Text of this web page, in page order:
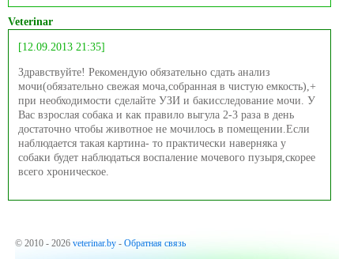
Veterinar
[12.09.2013 21:35]
Здравствуйте! Рекомендую обязательно сдать анализ
мочи(обязательно свежая моча,собранная в чистую емкость),+
при необходимости сделайте УЗИ и бакисследование мочи. У
Вас взрослая собака и как правило выгула 2-3 раза в день
достаточно чтобы животное не мочилось в помещении.Если
наблюдается такая картина- то практически наверняка у
собаки будет наблюдаться воспаление мочевого пузыря,скорее
всего хроническое.
© 2010 - 2026 veterinar.by - Обратная связь